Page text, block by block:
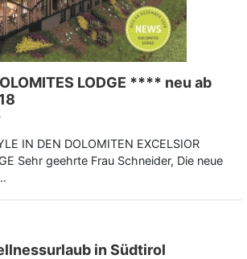
LODGE **** neu ab
IN DEN DOLOMITEN EXCELSIOR
Sehr geehrte Frau Schneider, Die neue
in Südtirol